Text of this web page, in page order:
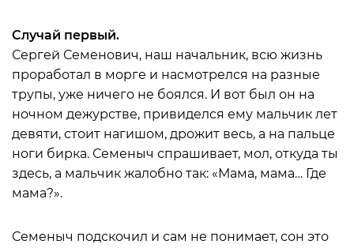
Случай первый.
Сергей Семенович, наш начальник, всю жизнь
проработал в морге и насмотрелся на разные
трупы, уже ничего не боялся. И вот был он на
ночном дежурстве, привиделся ему мальчик лет
девяти, стоит нагишом, дрожит весь, а на пальце
ноги бирка. Семеныч спрашивает, мол, откуда ты
здесь, а мальчик жалобно так: «Мама, мама… Где
мама?».
Семеныч подскочил и сам не понимает, сон это